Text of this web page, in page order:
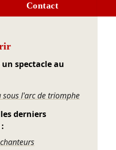
Contact
un spectacle au
sous l'arc de triomphe
derniers